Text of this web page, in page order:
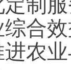
合
农